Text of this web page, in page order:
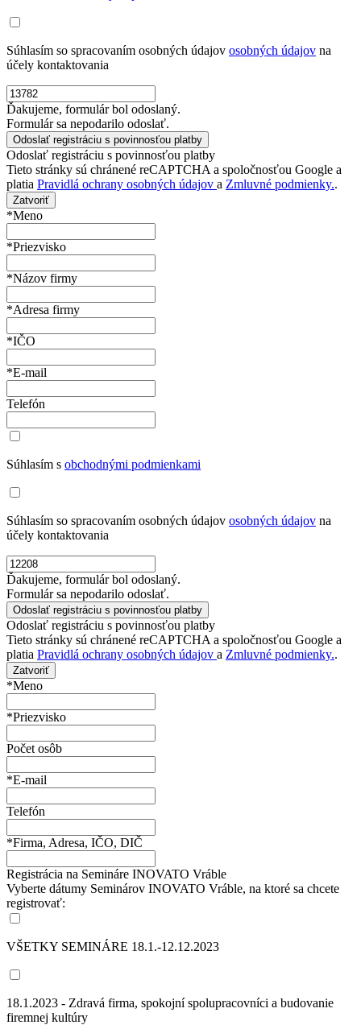
Súhlasím so spracovaním osobných údajov osobných údajov na
účely kontaktovania
Ďakujeme, formulár bol odoslaný.
Formulár sa nepodarilo odoslať.
Odoslať registráciu s povinnosťou platby
Tieto stránky sú chránené reCAPTCHA a spoločnosťou Google a
platia Pravidlá ochrany osobných údajov a Zmluvné podmienky..
Zatvoriť
*Meno
*Priezvisko
*Názov firmy
*Adresa firmy
*IČO
*E-mail
Telefón
Súhlasím s obchodnými podmienkami
Súhlasím so spracovaním osobných údajov osobných údajov na
účely kontaktovania
Ďakujeme, formulár bol odoslaný.
Formulár sa nepodarilo odoslať.
Odoslať registráciu s povinnosťou platby
Tieto stránky sú chránené reCAPTCHA a spoločnosťou Google a
platia Pravidlá ochrany osobných údajov a Zmluvné podmienky..
Zatvoriť
*Meno
*Priezvisko
Počet osôb
*E-mail
Telefón
*Firma, Adresa, IČO, DIČ
Registrácia na Semináre INOVATO Vráble
Vyberte dátumy Seminárov INOVATO Vráble, na ktoré sa chcete
registrovať:
VŠETKY SEMINÁRE 18.1.-12.12.2023
18.1.2023 - Zdravá firma, spokojní spolupracovníci a budovanie
firemnej kultúry